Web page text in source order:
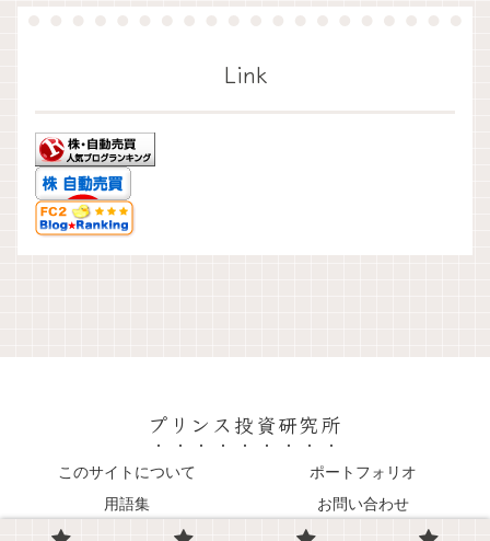
Link
プリンス投資研究所
このサイトについて
ポートフォリオ
用語集
お問い合わせ